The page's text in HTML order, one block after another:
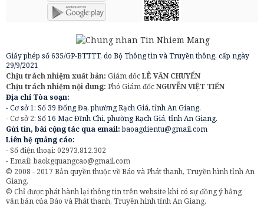
Giấy phép số 635/GP-BTTTT, do Bộ Thông tin và Truyền thông, cấp ngày
29/9/2021
Chịu trách nhiệm xuất bản: Giám đốcLÊ VĂN CHUYỂN
Chịu trách nhiệm nội dung: Phó Giám đốcNGUYỄN VIỆT TIẾN
Địa chỉ Tòa soạn:
- Cơ sở 1: Số 39 Đống Đa, phường Rạch Giá, tỉnh An Giang.
- Cơ sở 2: Số 16 Mạc Đĩnh Chi, phường Rạch Giá, tỉnh An Giang.
Gửi tin, bài cộng tác qua email:baoagdientu@gmail.com
Liên hệ quảng cáo:
- Số điện thoại: 02973.812.302
- Email:baokgquangcao@gmail.com
© 2008 - 2017 Bản quyền thuộc về Báo và Phát thanh, Truyền hình tỉnh An
Giang.
© Chỉ được phát hành lại thông tin trên website khi có sự đồng ý bằng
văn bản của Báo và Phát thanh, Truyền hình tỉnh An Giang.